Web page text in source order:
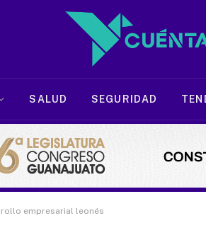
SALUD SEGURIDAD
empresarial leonés